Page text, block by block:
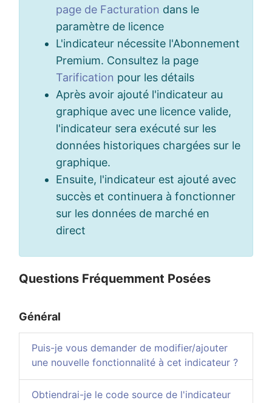
page de Facturation dans le
paramètre de licence
L'indicateur nécessite l'Abonnement
Premium. Consultez la page
Tarification pour les détails
Après avoir ajouté l'indicateur au
graphique avec une licence valide,
l'indicateur sera exécuté sur les
données historiques chargées sur le
graphique.
Ensuite, l'indicateur est ajouté avec
succès et continuera à fonctionner
sur les données de marché en
direct
Questions Fréquemment Posées
Général
Puis-je vous demander de modifier/ajouter
une nouvelle fonctionnalité à cet indicateur ?
Obtiendrai-je le code source de l'indicateur